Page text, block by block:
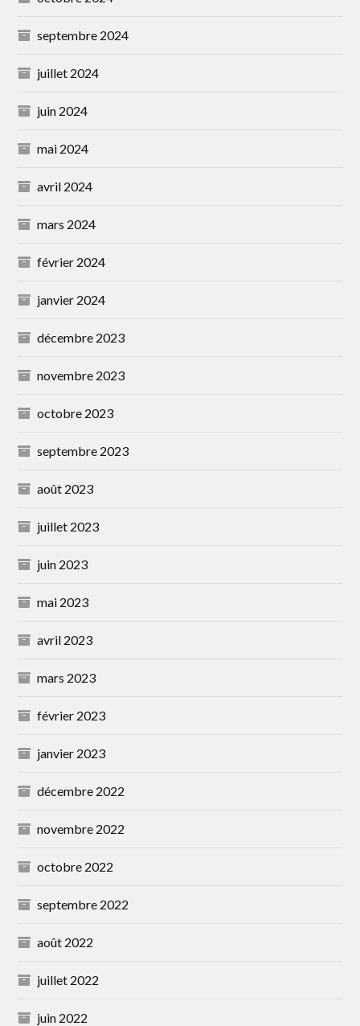
septembre 2024
juillet 2024
juin 2024
mai 2024
avril 2024
mars 2024
février 2024
janvier 2024
décembre 2023
novembre 2023
octobre 2023
septembre 2023
août 2023
juillet 2023
juin 2023
mai 2023
avril 2023
mars 2023
février 2023
janvier 2023
décembre 2022
novembre 2022
octobre 2022
septembre 2022
août 2022
juillet 2022
juin 2022